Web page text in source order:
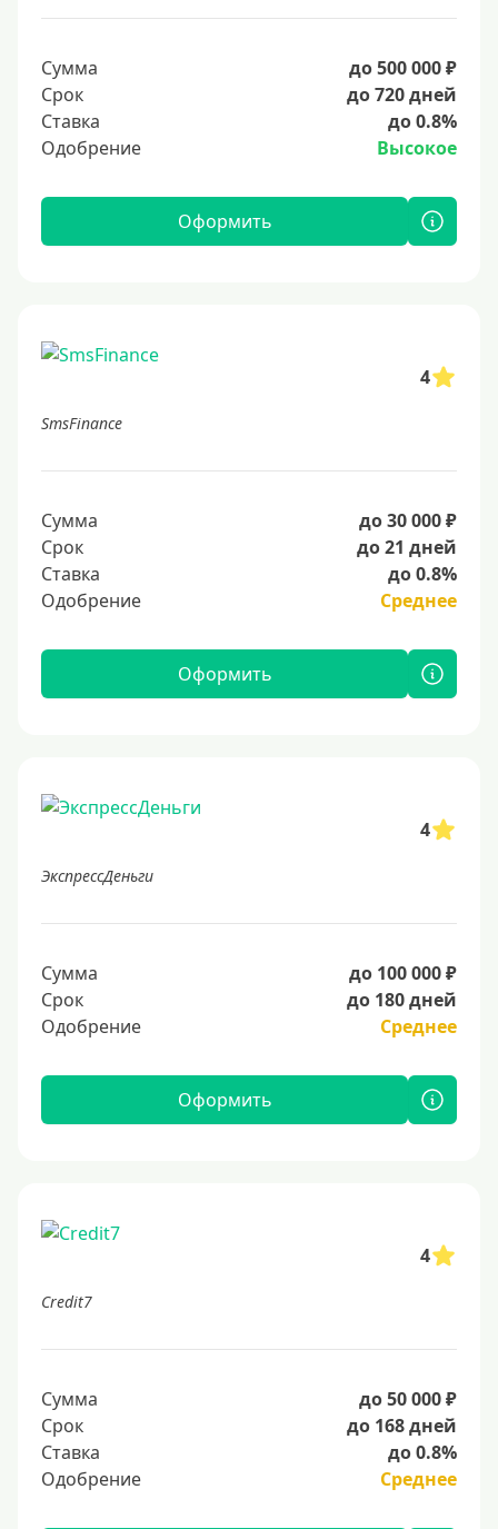
Сумма
до 500 000 ₽
Срок
до 720 дней
Ставка
до 0.8%
Одобрение
Высокое
Оформить
4
SmsFinance
Сумма
до 30 000 ₽
Срок
до 21 дней
Ставка
до 0.8%
Одобрение
Среднее
Оформить
4
ЭкспрессДеньги
Сумма
до 100 000 ₽
Срок
до 180 дней
Одобрение
Среднее
Оформить
4
Credit7
Сумма
до 50 000 ₽
Срок
до 168 дней
Ставка
до 0.8%
Одобрение
Среднее